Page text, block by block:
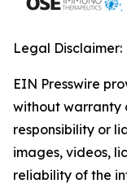
Legal Disclaimer:
EIN Presswire
without warranty
responsibility or
images, videos,
reliability of the